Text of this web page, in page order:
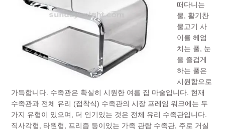
떠다니는
물, 활기찬
물고기 사
이를 헤엄
치는 풀, 눈
을 즐겁게
하는 풀은
시원함으로
가득합니다. 수족관은 확실히 시원한 여름 집 마술입니다. 현재
수족관과 전체 유리 (접착식) 수족관의 시장 프레임 워크에는 두
가지 유형이 있으며, 더 인기있는 것은 전체 유리 수족관입니다.
직사각형, 타원형, 프리즘 등이있는 가족 관람 수족관, 주로 거실